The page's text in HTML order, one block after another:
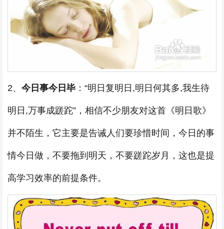
2、 今日事今日毕 ：“明日复明日,明日何其多,我生待
明日,万事成蹉跎”，相信不少朋友对这首《明日歌》
并不陌生，它主要是告诫人们要珍惜时间，今日的事
情今日做，不要拖到明天，不要蹉跎岁月，这也是提
高学习效率的前提条件。